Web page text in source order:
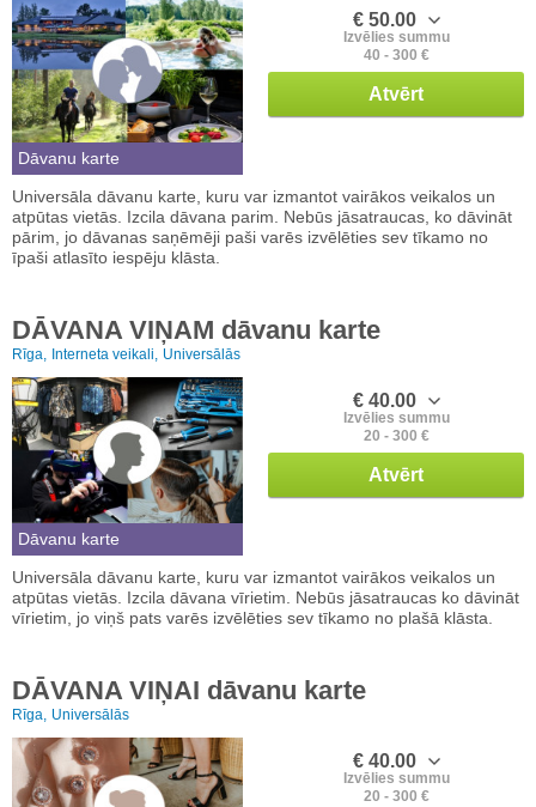
Dāvanu karte
€ 50.00
Izvēlies summu
40 - 300 €
Atvērt
Universāla dāvanu karte, kuru var izmantot vairākos veikalos un
atpūtas vietās. Izcila dāvana parim. Nebūs jāsatraucas, ko dāvināt
pārim, jo dāvanas saņēmēji paši varēs izvēlēties sev tīkamo no
īpaši atlasīto iespēju klāsta.
DĀVANA VIŅAM dāvanu karte
Rīga, Interneta veikali, Universālās
Dāvanu karte
€ 40.00
Izvēlies summu
20 - 300 €
Atvērt
Universāla dāvanu karte, kuru var izmantot vairākos veikalos un
atpūtas vietās. Izcila dāvana vīrietim. Nebūs jāsatraucas ko dāvināt
vīrietim, jo viņš pats varēs izvēlēties sev tīkamo no plašā klāsta.
DĀVANA VIŅAI dāvanu karte
Rīga, Universālās
€ 40.00
Izvēlies summu
20 - 300 €